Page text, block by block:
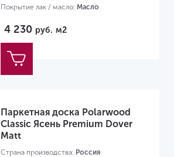
Покрытие лак / масло: Масло
4 230 руб. м2
Паркетная доска Polarwood
Classic Ясень Premium Dover
Matt
Страна производства: Россия